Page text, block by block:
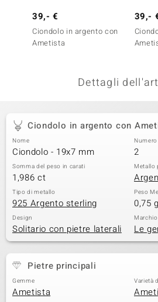
39,- €
Ciondolo in argento con
Ametista
39,-
Dettagli
Ciondolo in argento con
Nome
Ciondolo - 19x7 mm 2
Somma del peso in carati
1,986 ct
Metallo
Tipo di metallo
925 Argento sterling
Peso
0,75 g
Design
Solitario con pietre laterali
Marchio
Le
Pietre principali
Gemme
Ametista
Varietà